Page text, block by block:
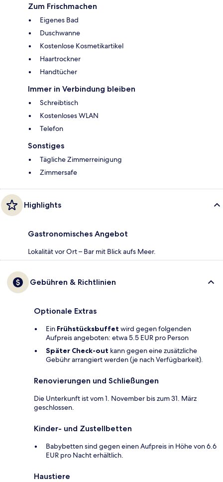
Zum Frischmachen
Eigenes Bad
Duschwanne
Kostenlose Kosmetikartikel
Haartrockner
Handtücher
Immer in Verbindung bleiben
Schreibtisch
Kostenloses WLAN
Telefon
Sonstiges
Tägliche Zimmerreinigung
Zimmersafe
Highlights
Gastronomisches Angebot
Lokalität vor Ort – Bar mit Blick aufs Meer.
Gebühren & Richtlinien
Optionale Extras
Ein Frühstücksbuffet wird gegen folgenden
Aufpreis angeboten: etwa 5.5 EUR pro Person
Später Check-out kann gegen eine zusätzliche
Gebühr arrangiert werden (je nach Verfügbarkeit).
Renovierungen und Schließungen
Die Unterkunft ist vom 1. November bis zum 31. März
geschlossen.
Kinder- und Zustellbetten
Babybetten sind gegen einen Aufpreis in Höhe von 6.6
EUR pro Nacht erhältlich.
Haustiere